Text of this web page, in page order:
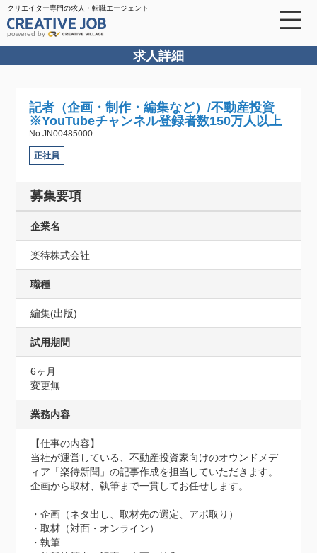
クリエイター専門の求人・転職エージェント
powered by
求人詳細
記者（企画・制作・編集など）/不動産投資
※YouTubeチャンネル登録者数150万人以上
No.JN00485000
正社員
募集要項
企業名
楽待株式会社
職種
編集(出版)
試用期間
6ヶ月
変更無
業務内容
【仕事の内容】
当社が運営している、不動産投資家向けのオウンドメデ
ィア「楽待新聞」の記事作成を担当していただきます。
企画から取材、執筆まで一貫してお任せします。
・企画（ネタ出し、取材先の選定、アポ取り）
・取材（対面・オンライン）
・執筆